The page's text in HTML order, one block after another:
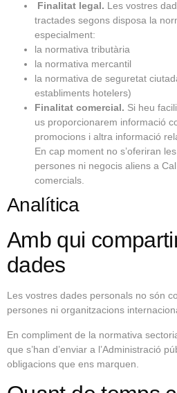
Finalitat legal. Les vostres
tractades segons disposa la
especialment:
la normativa tributària
la normativa mercantil
la normativa de seguretat
establiments hotelers)
Finalitat comercial. Si heu
us proporcionarem informació
promocions i altra informació
En cap moment no s’oferiran
persones ni negocis aliens a
comercials.
Analítica
Amb qui
dades
Les vostres dades personals no són
persones ni organitzacions
En compliment de la normativa
que s’han d’enviar a l’Administració
obligacions que ens marquen.